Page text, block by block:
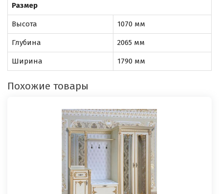
Размер
Высота 1070 мм
Глубина 2065 мм
Ширина 1790 мм
Похожие товары